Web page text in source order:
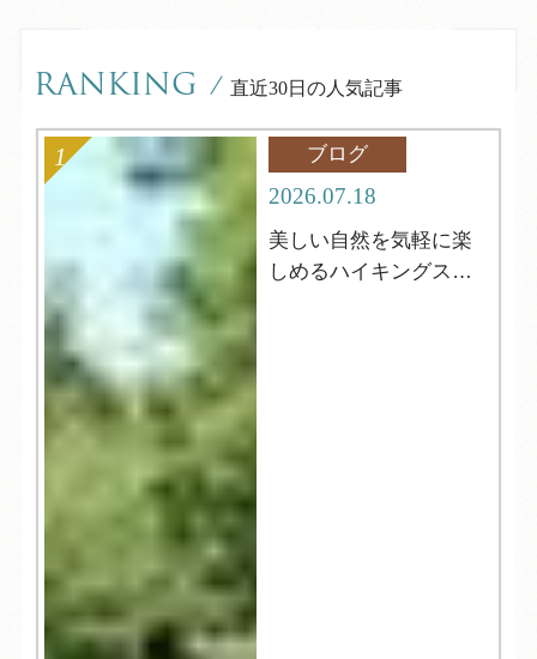
RANKING / 直近30日の人気記事
ブログ
2026.07.18
美しい自然を気軽に楽
しめるハイキングスポ